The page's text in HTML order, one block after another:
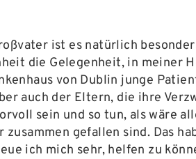
ist es natürlich
die Gelegenheit, in meiner
von Dublin junge
auch der Eltern, die ihre
sein und so tun, als wäre
gefallen sind. Das
ich mich sehr, helfen zu